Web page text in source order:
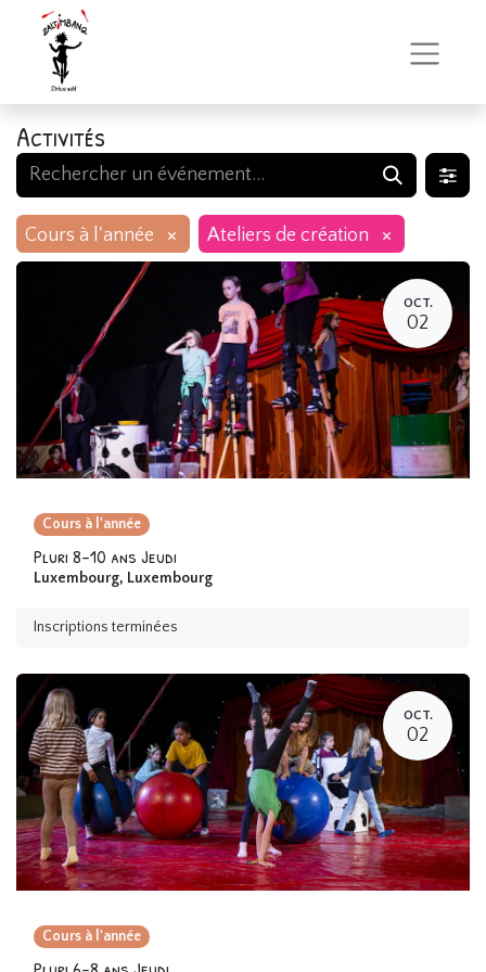
Activités
Cours à l'année × Ateliers de création ×
OCT.
02
Cours à l'année
Pluri 8-10 ans Jeudi
Luxembourg, Luxembourg
Inscriptions terminées
OCT.
02
Cours à l'année